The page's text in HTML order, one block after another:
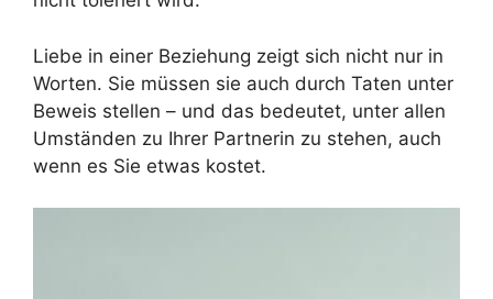
Liebe in einer Beziehung zeigt sich nicht nur in
Worten. Sie müssen sie auch durch Taten unter
Beweis stellen – und das bedeutet, unter allen
Umständen zu Ihrer Partnerin zu stehen, auch
wenn es Sie etwas kostet.